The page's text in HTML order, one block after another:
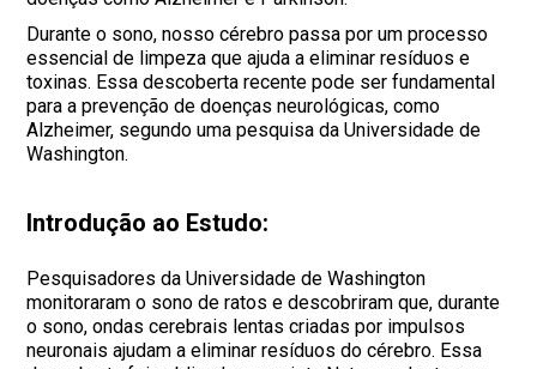
Durante o sono, nosso cérebro passa por um processo
essencial de limpeza que ajuda a eliminar resíduos e
toxinas. Essa descoberta recente pode ser fundamental
para a prevenção de doenças neurológicas, como
Alzheimer, segundo uma pesquisa da Universidade de
Washington.
Introdução ao Estudo:
Pesquisadores da Universidade de Washington
monitoraram o sono de ratos e descobriram que, durante
o sono, ondas cerebrais lentas criadas por impulsos
neuronais ajudam a eliminar resíduos do cérebro. Essa